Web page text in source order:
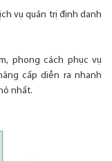
vụ quản trị định danh
phong cách phục vụ
cấp diễn ra nhanh
nhất.